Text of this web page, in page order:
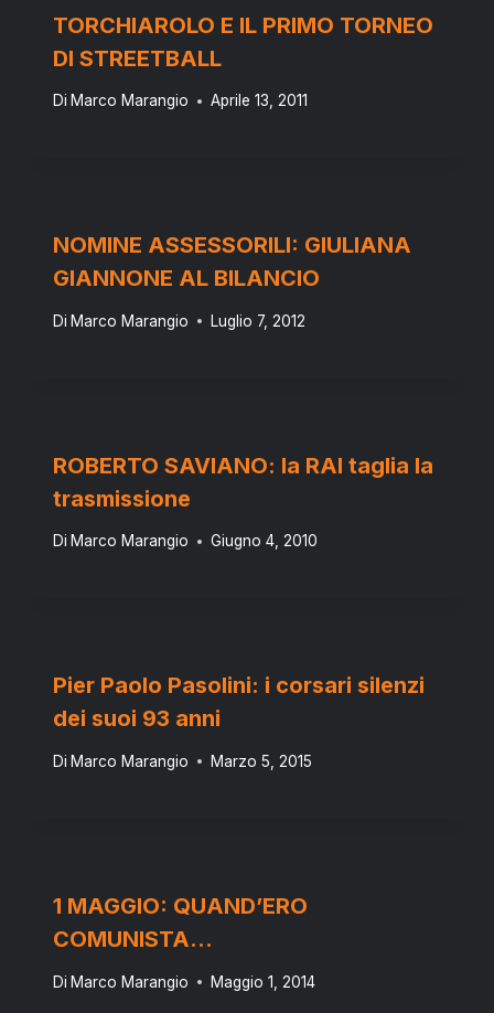
TORCHIAROLO E IL PRIMO TORNEO
DI STREETBALL
Di Marco Marangio Aprile 13, 2011
NOMINE ASSESSORILI: GIULIANA
GIANNONE AL BILANCIO
Di Marco Marangio Luglio 7, 2012
ROBERTO SAVIANO: la RAI taglia la
trasmissione
Di Marco Marangio Giugno 4, 2010
Pier Paolo Pasolini: i corsari silenzi
dei suoi 93 anni
Di Marco Marangio Marzo 5, 2015
1 MAGGIO: QUAND’ERO
COMUNISTA…
Di Marco Marangio Maggio 1, 2014